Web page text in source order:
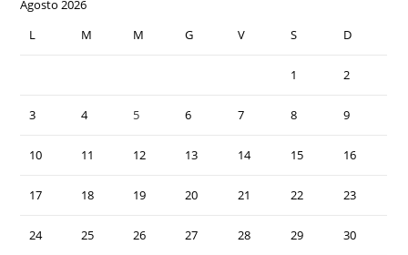
Agosto 2026
L
M M G V S D
1 2
3 4 5 6 7 8 9
10 11 12 13 14 15 16
17 18 19 20 21 22 23
24 25 26 27 28 29 30